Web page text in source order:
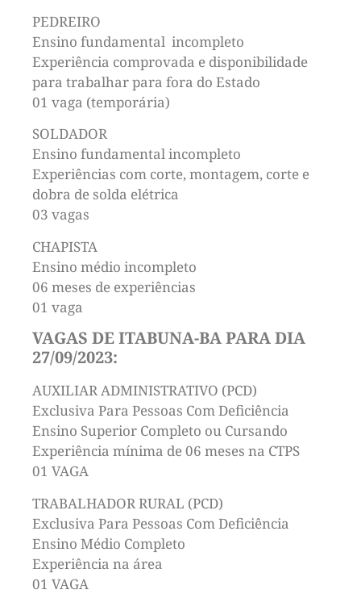
PEDREIRO
Ensino fundamental incompleto
Experiência comprovada e disponibilidade
para trabalhar para fora do Estado
01 vaga (temporária)
SOLDADOR
Ensino fundamental incompleto
Experiências com corte, montagem, corte e
dobra de solda elétrica
03 vagas
CHAPISTA
Ensino médio incompleto
06 meses de experiências
01 vaga
VAGAS DE ITABUNA-BA PARA DIA
27/09/2023:
AUXILIAR ADMINISTRATIVO (PCD)
Exclusiva Para Pessoas Com Deficiência
Ensino Superior Completo ou Cursando
Experiência mínima de 06 meses na CTPS
01 VAGA
TRABALHADOR RURAL (PCD)
Exclusiva Para Pessoas Com Deficiência
Ensino Médio Completo
Experiência na área
01 VAGA